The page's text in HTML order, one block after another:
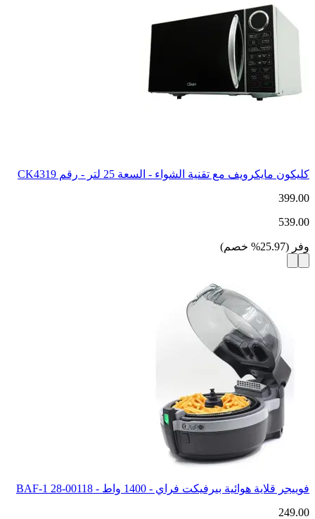
كليكون مايكرويف مع تقنية الشواء - السعة 25 لتر - رقم CK4319
399.00
539.00
وفر (
25.97
% خصم)
فوييجر قلاية هوائية بيرفيكت فراي - 1400 واط - BAF-1 28-00118
249.00